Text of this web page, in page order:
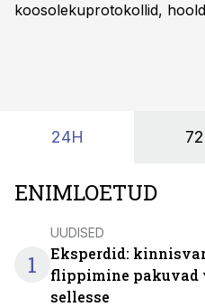
koosolekuprotokollid,
24H
ENIMLOETUD
1
UUDISED
Eksperdid:
flippimine pakuvad
sellesse